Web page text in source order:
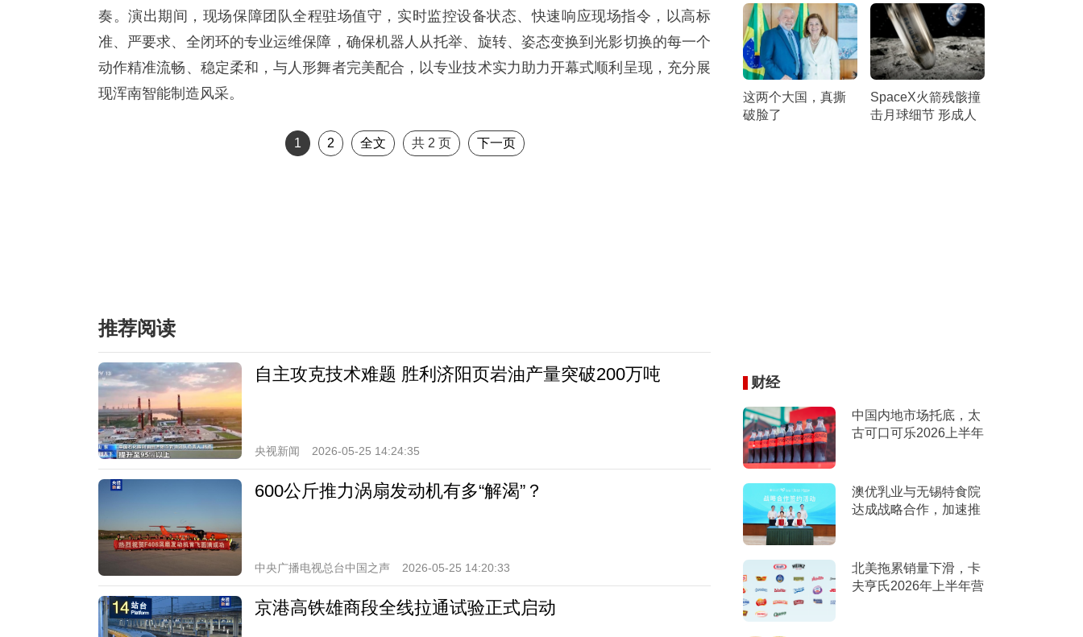
奏。演出期间，现场保障团队全程驻场值守，实时监控设备状态、快速响应现场指令，以高标
准、严要求、全闭环的专业运维保障，确保机器人从托举、旋转、姿态变换到光影切换的每一个
动作精准流畅、稳定柔和，与人形舞者完美配合，以专业技术实力助力开幕式顺利呈现，充分展
现浑南智能制造风采。
1 2 全文 共2 页 下一页
推荐阅读
自主攻克技术难题 胜利济阳页岩油产量突破200万吨
央视新闻 2026-05-25 14:24:35
600公斤推力涡扇发动机有多“解渴”？
中央广播电视总台中国之声 2026-05-25 14:20:33
京港高铁雄商段全线拉通试验正式启动
是借口”
倒竖拇指
这两个大国，真撕
破脸了
SpaceX火箭残骸撞
击月球细节 形成人
财经
中国内地市场托底，太
古可口可乐2026上半年
澳优乳业与无锡特食院
达成战略合作，加速推
北美拖累销量下滑，卡
夫亨氏2026年上半年营